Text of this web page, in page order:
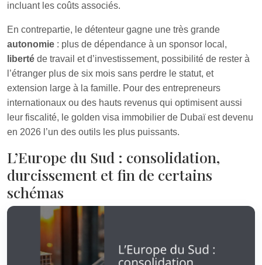
incluant les coûts associés.
En contrepartie, le détenteur gagne une très grande
autonomie : plus de dépendance à un sponsor local,
liberté de travail et d’investissement, possibilité de rester à
l’étranger plus de six mois sans perdre le statut, et
extension large à la famille. Pour des entrepreneurs
internationaux ou des hauts revenus qui optimisent aussi
leur fiscalité, le golden visa immobilier de Dubaï est devenu
en 2026 l’un des outils les plus puissants.
L’Europe du Sud : consolidation,
durcissement et fin de certains
schémas